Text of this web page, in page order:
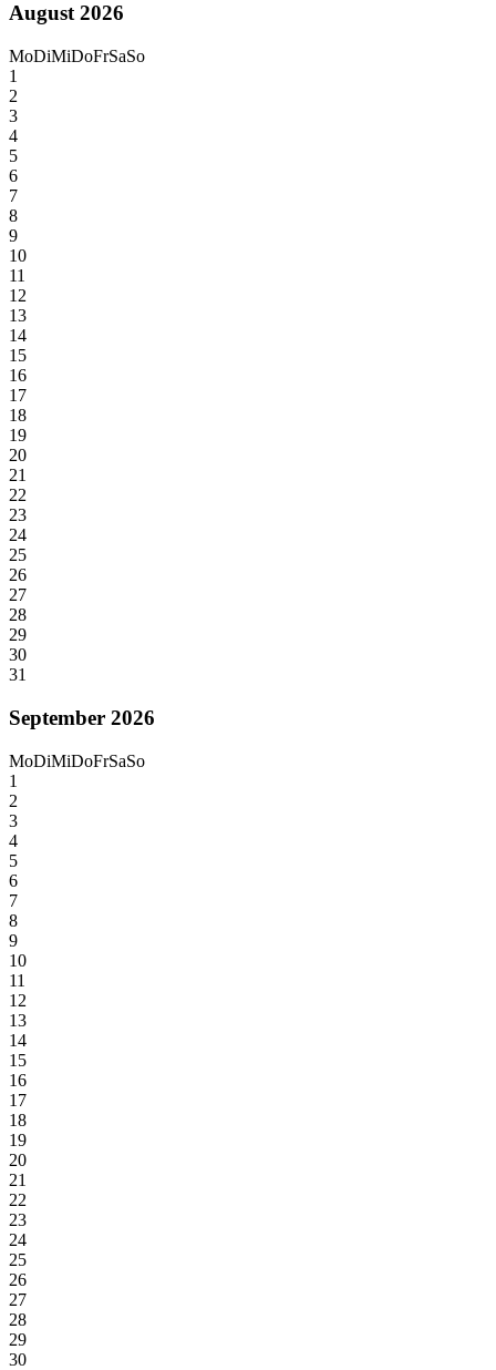
August 2026
MoDiMiDoFrSaSo
1
2
3
4
5
6
7
8
9
10
11
12
13
14
15
16
17
18
19
20
21
22
23
24
25
26
27
28
29
30
31
September 2026
MoDiMiDoFrSaSo
1
2
3
4
5
6
7
8
9
10
11
12
13
14
15
16
17
18
19
20
21
22
23
24
25
26
27
28
29
30